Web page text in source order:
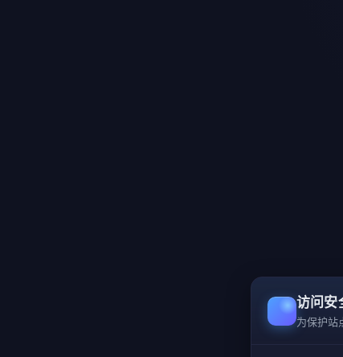
访问安
为保护站